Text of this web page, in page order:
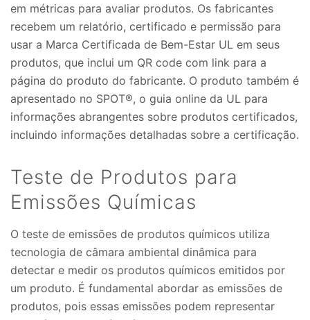
em métricas para avaliar produtos. Os fabricantes
recebem um relatório, certificado e permissão para
usar a Marca Certificada de Bem-Estar UL em seus
produtos, que inclui um QR code com link para a
página do produto do fabricante. O produto também é
apresentado no SPOT®, o guia online da UL para
informações abrangentes sobre produtos certificados,
incluindo informações detalhadas sobre a certificação.
Teste de Produtos para
Emissões Químicas
O teste de emissões de produtos químicos utiliza
tecnologia de câmara ambiental dinâmica para
detectar e medir os produtos químicos emitidos por
um produto. É fundamental abordar as emissões de
produtos, pois essas emissões podem representar